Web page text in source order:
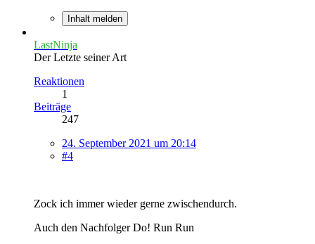
Inhalt melden
LastNinja
Der Letzte seiner Art
Reaktionen
1
Beiträge
247
24. September 2021 um 20:14
#4
Zock ich immer wieder gerne zwischendurch.
Auch den Nachfolger Do! Run Run